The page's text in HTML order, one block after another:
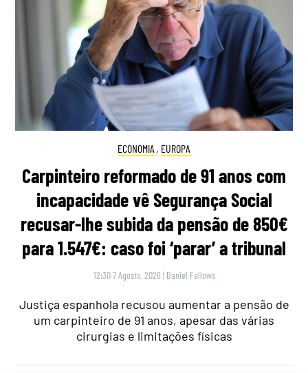
ECONOMIA , EUROPA
Carpinteiro reformado de 91 anos com
incapacidade vê Segurança Social
recusar-lhe subida da pensão de 850€
para 1.547€: caso foi ‘parar’ a tribunal
12:30 7 Agosto, 2026 | Daniel Fallows
Justiça espanhola recusou aumentar a pensão de
um carpinteiro de 91 anos, apesar das várias
cirurgias e limitações físicas